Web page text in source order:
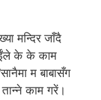
मन्दिर जाँदै
के के काम
म बाबासँग
काम गरें।